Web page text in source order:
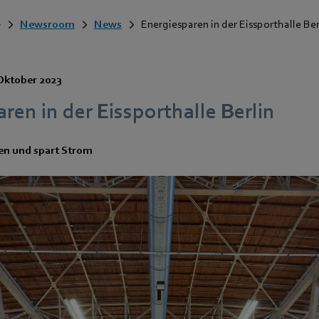
Newsroom News Energiesparen in der Eissporthalle
2023
in der Eissporthalle Berlin
und spart Strom